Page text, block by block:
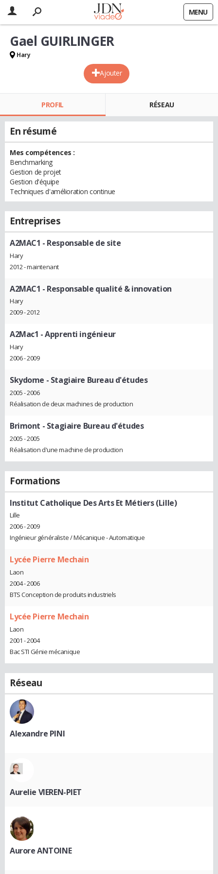
MENU
Ajouter
Gael GUIRLINGER
Hary
PROFIL RÉSEAU
En résumé
Mes compétences :
Benchmarking
Gestion de projet
Gestion d'équipe
Techniques d'amélioration continue
Entreprises
A2MAC1 - Responsable de site
Hary
2012 - maintenant
A2MAC1 - Responsable qualité & innovation
Hary
2009 - 2012
A2Mac1 - Apprenti ingénieur
Hary
2006 - 2009
Skydome - Stagiaire Bureau d'études
2005 - 2006
Réalisation de deux machines de production
Brimont - Stagiaire Bureau d'études
2005 - 2005
Réalisation d'une machine de production
Formations
Institut Catholique Des Arts Et Métiers (Lille)
Lille
2006 - 2009
Ingénieur généraliste / Mécanique - Automatique
Lycée Pierre Mechain
Laon
2004 - 2006
BTS Conception de produits industriels
Lycée Pierre Mechain
Laon
2001 - 2004
Bac STI Génie mécanique
Réseau
Alexandre PINI
Aurelie VIEREN-PIET
Aurore ANTOINE